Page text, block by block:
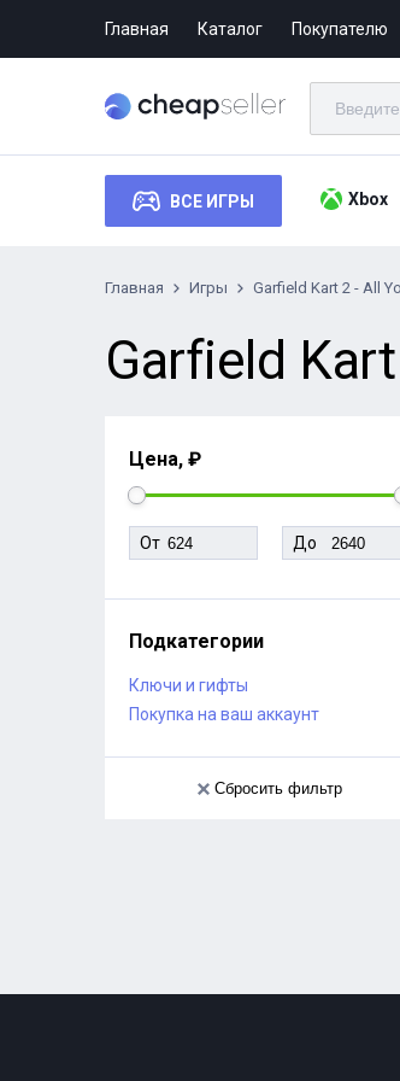
Главная Каталог Покупателю
ВСЕ ИГРЫ Xbox
Главная Игры Garfield Kart 2 - All
Garfield
Цена, ₽
От До
Подкатегории
Ключи и гифты
Покупка на ваш аккаунт
Сбросить фильтр